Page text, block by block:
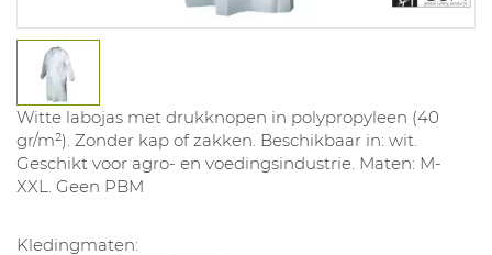
Witte labojas met drukknopen in polypropyleen (40
gr/m²). Zonder kap of zakken. Beschikbaar in: wit.
Geschikt voor agro- en voedingsindustrie. Maten: M-
XXL. Geen PBM
Kledingmaten: